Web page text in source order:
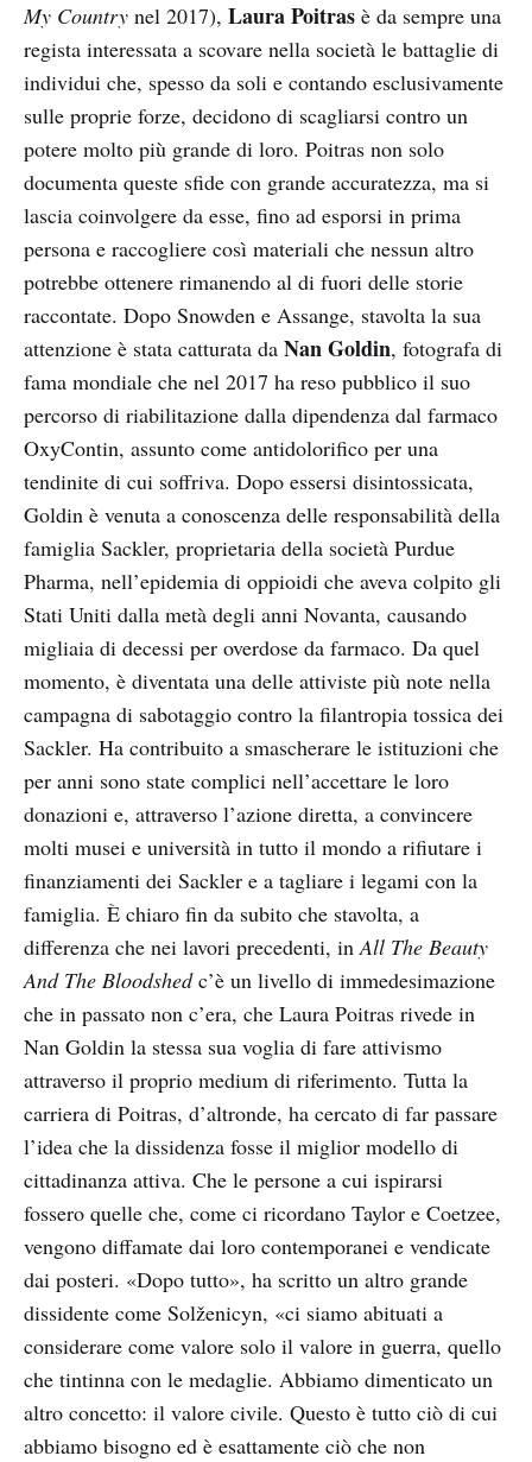
My Country nel 2017), Laura Poitras è da sempre una
regista interessata a scovare nella società le battaglie di
individui che, spesso da soli e contando esclusivamente
sulle proprie forze, decidono di scagliarsi contro un
potere molto più grande di loro. Poitras non solo
documenta queste sfide con grande accuratezza, ma si
lascia coinvolgere da esse, fino ad esporsi in prima
persona e raccogliere così materiali che nessun altro
potrebbe ottenere rimanendo al di fuori delle storie
raccontate. Dopo Snowden e Assange, stavolta la sua
attenzione è stata catturata da Nan Goldin, fotografa di
fama mondiale che nel 2017 ha reso pubblico il suo
percorso di riabilitazione dalla dipendenza dal farmaco
OxyContin, assunto come antidolorifico per una
tendinite di cui soffriva. Dopo essersi disintossicata,
Goldin è venuta a conoscenza delle responsabilità della
famiglia Sackler, proprietaria della società Purdue
Pharma, nell’epidemia di oppioidi che aveva colpito gli
Stati Uniti dalla metà degli anni Novanta, causando
migliaia di decessi per overdose da farmaco. Da quel
momento, è diventata una delle attiviste più note nella
campagna di sabotaggio contro la filantropia tossica dei
Sackler. Ha contribuito a smascherare le istituzioni che
per anni sono state complici nell’accettare le loro
donazioni e, attraverso l’azione diretta, a convincere
molti musei e università in tutto il mondo a rifiutare i
finanziamenti dei Sackler e a tagliare i legami con la
famiglia. È chiaro fin da subito che stavolta, a
differenza che nei lavori precedenti, in All The Beauty
And The Bloodshedc’è un livello di immedesimazione
che in passato non c’era, che Laura Poitras rivede in
Nan Goldin la stessa sua voglia di fare attivismo
attraverso il proprio medium di riferimento. Tutta la
carriera di Poitras, d’altronde, ha cercato di far passare
l’idea che la dissidenza fosse il miglior modello di
cittadinanza attiva. Che le persone a cui ispirarsi
fossero quelle che, come ci ricordano Taylor e Coetzee,
vengono diffamate dai loro contemporanei e vendicate
dai posteri. «Dopo tutto», ha scritto un altro grande
dissidente come Solženicyn, «ci siamo abituati a
considerare come valore solo il valore in guerra, quello
che tintinna con le medaglie. Abbiamo dimenticato un
altro concetto: il valore civile. Questo è tutto ciò di cui
abbiamo bisogno ed è esattamente ciò che non